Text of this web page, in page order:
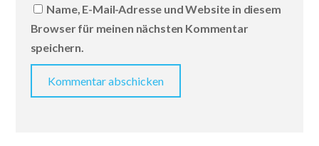
Name, E-Mail-Adresse und Website in diesem
Browser für meinen nächsten Kommentar
speichern.